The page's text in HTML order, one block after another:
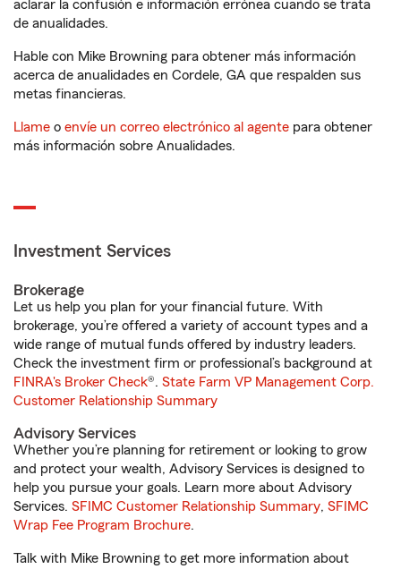
aclarar la confusión e información errónea cuando se trata
de anualidades.
Hable con Mike Browning para obtener más información
acerca de anualidades en Cordele, GA que respalden sus
metas financieras.
Llame o envíe un correo electrónico al agente para obtener
más información sobre Anualidades.
Investment Services
Brokerage
Let us help you plan for your financial future. With
brokerage, you’re offered a variety of account types and a
wide range of mutual funds offered by industry leaders.
Check the investment firm or professional’s background at
FINRA's Broker Check®. State Farm VP Management Corp.
Customer Relationship Summary
Advisory Services
Whether you’re planning for retirement or looking to grow
and protect your wealth, Advisory Services is designed to
help you pursue your goals. Learn more about Advisory
Services. SFIMC Customer Relationship Summary, SFIMC
Wrap Fee Program Brochure.
Talk with Mike Browning to get more information about